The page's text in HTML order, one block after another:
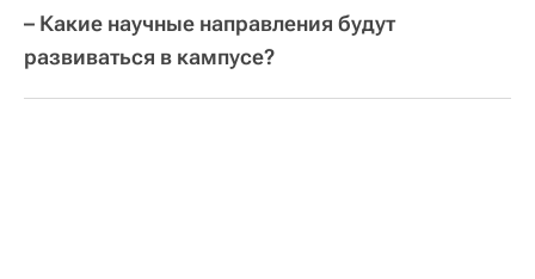
– Какие научные направления будут
развиваться в кампусе?